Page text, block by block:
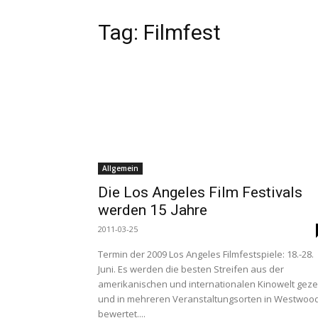
Tag: Filmfest
Allgemein
Die Los Angeles Film Festivals
werden 15 Jahre
2011-03-25
Termin der 2009 Los Angeles Filmfestspiele: 18.-28.
Juni. Es werden die besten Streifen aus der
amerikanischen und internationalen Kinowelt
und in mehreren Veranstaltungsorten in
bewertet....